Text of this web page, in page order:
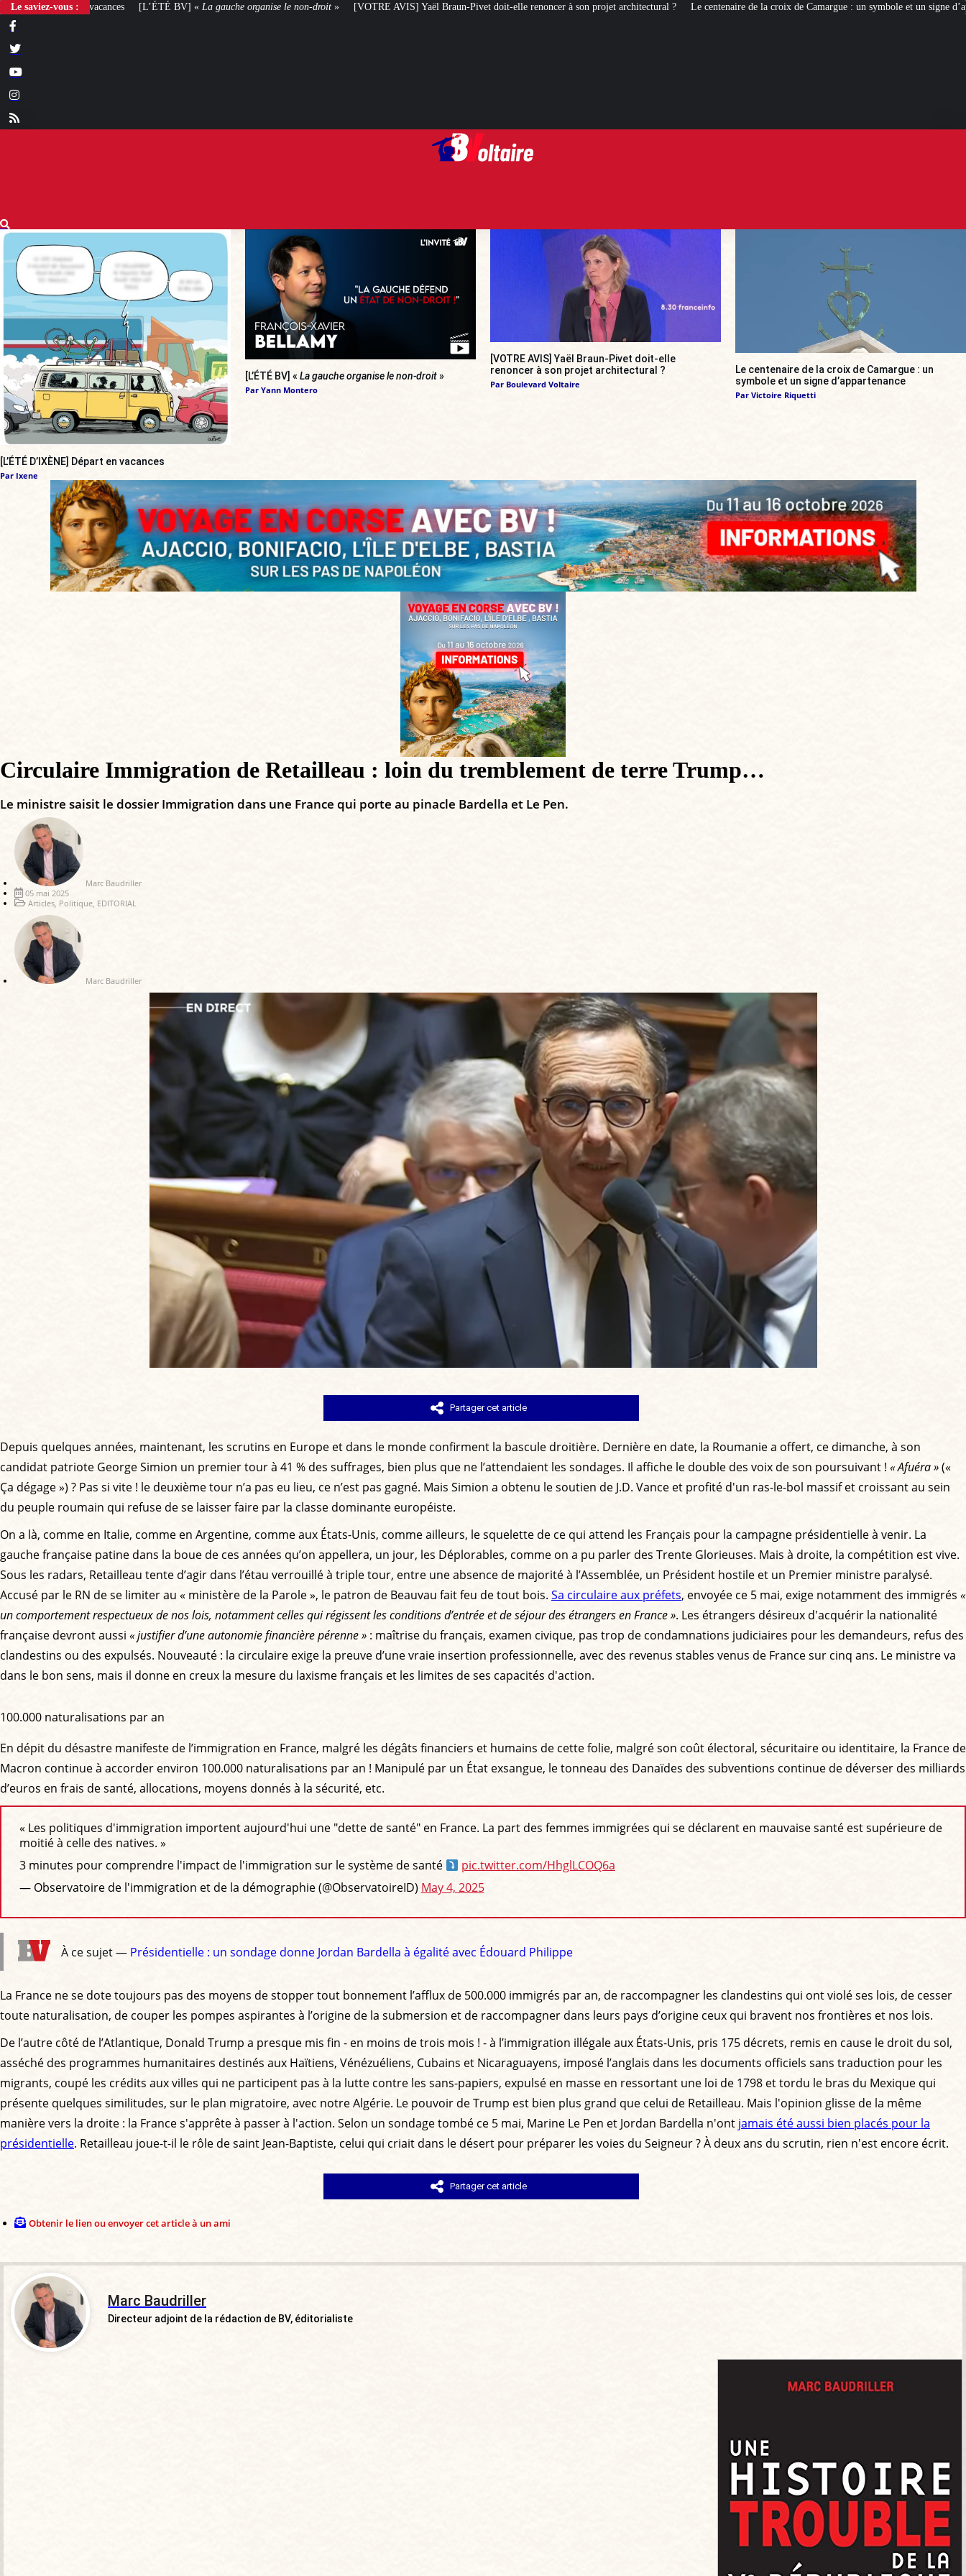
Le saviez-vous :
[L’ÉTÉ BV] « La gauche organise le non-droit» [VOTRE AVIS] Yaël Braun-Pivet doit-elle renoncer à son projet architectural ? Le centenaire de la croix de Camargue : un symbole et un signe d’appartenance [ROMANS
[L’ÉTÉ D’IXÈNE] Départ en vacances
Par Ixene
[L’ÉTÉ BV] « La gauche organise le non-droit»
Par Yann Montero
[VOTRE AVIS] Yaël Braun-Pivet doit-elle
renoncer à son projet architectural ?
Par Boulevard Voltaire
Le centenaire de la croix de Camargue : un
symbole et un signe d’appartenance
Par Victoire Riquetti
Circulaire Immigration de Retailleau : loin du tremblement de terre Trump…
Le ministre saisit le dossier Immigration dans une France qui porte au pinacle Bardella et Le Pen.
Marc Baudriller
05 mai 2025
Articles Politique EDITORIAL
Marc Baudriller
Partager cet article
Depuis quelques années, maintenant, les scrutins en Europe et dans le monde confirment la bascule droitière. Dernière en date, la Roumanie a offert, ce dimanche, à son
candidat patriote George Simion un premier tour à 41 % des suffrages, bien plus que ne l’attendaient les sondages. Il affiche le double des voix de son poursuivant ! « Afuéra »(«
Ça dégage ») ? Pas si vite ! le deuxième tour n’a pas eu lieu, ce n’est pas gagné. Mais Simion a obtenu le soutien de J.D. Vance et profité d'un ras-le-bol massif et croissant au sein
du peuple roumain qui refuse de se laisser faire par la classe dominante européiste.
On a là, comme en Italie, comme en Argentine, comme aux États-Unis, comme ailleurs, le squelette de ce qui attend les Français pour la campagne présidentielle à venir. La
gauche française patine dans la boue de ces années qu’on appellera, un jour, les Déplorables, comme on a pu parler des Trente Glorieuses. Mais à droite, la compétition est vive.
Sous les radars, Retailleau tente d’agir dans l’étau verrouillé à triple tour, entre une absence de majorité à l’Assemblée, un Président hostile et un Premier ministre paralysé.
Accusé par le RN de se limiter au « ministère de la Parole », le patron de Beauvau fait feu de tout bois. Sa circulaire aux préfets, envoyée ce 5 mai, exige notamment des immigrés «
un comportement respectueux de nos lois, notamment celles qui régissent les conditions d’entrée et de séjour des étrangers en France ». Les étrangers désireux d'acquérir la nationalité
française devront aussi « justifier d’une autonomie financière pérenne » : maîtrise du français, examen civique, pas trop de condamnations judiciaires pour les demandeurs, refus des
clandestins ou des expulsés. Nouveauté : la circulaire exige la preuve d’une vraie insertion professionnelle, avec des revenus stables venus de France sur cinq ans. Le ministre va
dans le bon sens, mais il donne en creux la mesure du laxisme français et les limites de ses capacités d'action.
100.000 naturalisations par an
En dépit du désastre manifeste de l’immigration en France, malgré les dégâts financiers et humains de cette folie, malgré son coût électoral, sécuritaire ou identitaire, la France de
Macron continue à accorder environ 100.000 naturalisations par an ! Manipulé par un État exsangue, le tonneau des Danaïdes des subventions continue de déverser des milliards
d’euros en frais de santé, allocations, moyens donnés à la sécurité, etc.
« Les politiques d'immigration importent aujourd'hui une "dette de santé" en France. La part des femmes immigrées qui se déclarent en mauvaise santé est supérieure de
moitié à celle des natives. »
3 minutes pour comprendre l'impact de l'immigration sur le système de santé
pic.twitter.com/HhglLCOQ6a
— Observatoire de l'immigration et de la démographie (@ObservatoireID) May 4, 2025
À ce sujet — Présidentielle : un sondage donne Jordan Bardella à égalité avec Édouard Philippe
La France ne se dote toujours pas des moyens de stopper tout bonnement l’afflux de 500.000 immigrés par an, de raccompagner les clandestins qui ont violé ses lois, de cesser
toute naturalisation, de couper les pompes aspirantes à l’origine de la submersion et de raccompagner dans leurs pays d’origine ceux qui bravent nos frontières et nos lois.
De l’autre côté de l’Atlantique, Donald Trump a presque mis fin - en moins de trois mois ! - à l’immigration illégale aux États-Unis, pris 175 décrets, remis en cause le droit du sol,
asséché des programmes humanitaires destinés aux Haïtiens, Vénézuéliens, Cubains et Nicaraguayens, imposé l’anglais dans les documents officiels sans traduction pour les
migrants, coupé les crédits aux villes qui ne participent pas à la lutte contre les sans-papiers, expulsé en masse en ressortant une loi de 1798 et tordu le bras du Mexique qui
présente quelques similitudes, sur le plan migratoire, avec notre Algérie. Le pouvoir de Trump est bien plus grand que celui de Retailleau. Mais l'opinion glisse de la même
manière vers la droite : la France s'apprête à passer à l'action. Selon un sondage tombé ce 5 mai, Marine Le Pen et Jordan Bardella n'ont jamais été aussi bien placés pour la
présidentielle. Retailleau joue-t-il le rôle de saint Jean-Baptiste, celui qui criait dans le désert pour préparer les voies du Seigneur ? À deux ans du scrutin, rien n'est encore écrit.
Partager cet article
Obtenir le lien ou envoyer cet article à un ami
Marc Baudriller
Directeur adjoint de la rédaction de BV, éditorialiste